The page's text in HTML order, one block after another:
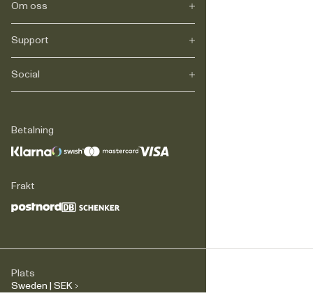
Om oss
Vårt arv
Journals
Karriär
Support
FAQ
Leverans
Kontakt
Social
TikTok
LinkedIn
Betalning
Frakt
Plats
Sweden | SEK